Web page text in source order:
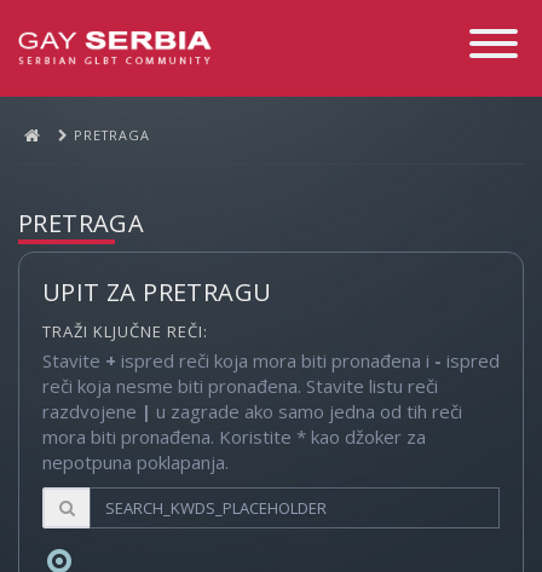
Toggle
PRETRAGA
PRETRAGA
UPIT ZA PRETRAGU
TRAŽI KLJUČNE REČI:
Stavite + ispred reči koja mora biti pronađena i - ispred
reči koja nesme biti pronađena. Stavite listu reči
razdvojene | u zagrade ako samo jedna od tih reči
mora biti pronađena. Koristite * kao džoker za
nepotpuna poklapanja.